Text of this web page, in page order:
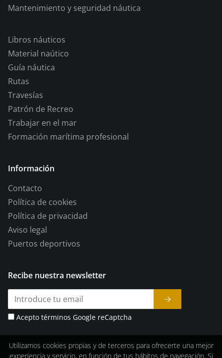
Mantenimiento y seguridad náutica
Libros náuticos
Material naútico
Guía náutica
Rutas
Travesías
Patrón de Recreo
Trabajar en el mar
Formación marítima profesional
Información
Contacto
Política de cookies
Política de privacidad
Aviso legal
Puertos deportivos
Recibe nuestra newsletter
Acepto términos Google reCaptcha
Utilizamos cookies propias y de terceros para ofrecerte una mejor
experiencia y servicio, en función de tus hábitos de navegación. Si